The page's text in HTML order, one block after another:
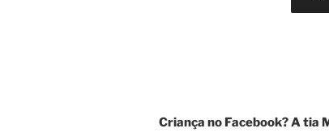
Criança no Facebook? A tia